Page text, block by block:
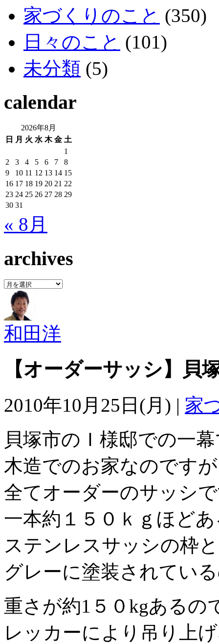
家づくりのこと (350)
日々のこと (101)
未分類 (5)
calendar
2026年8月
日
月 火 水 木 金 土
1
2
3 4 5 6 7
8
9
10 11 12 13 14 15
16 17 18 19 20 21 22
23 24 25 26 27 28 29
30 31
« 8月
archives
archives
和田洋
【オーダーサッシ】貝
2010年10月25日(月) | 家
貝塚市のＩ様邸での一
木造でのお家なのです
全てオーダーのサッシ
一本約１５０ｋｇほど
ステンレスサッシの枠
グレーに塗装されてい
重さが約1５０kgあるの
レッカーにより吊り上